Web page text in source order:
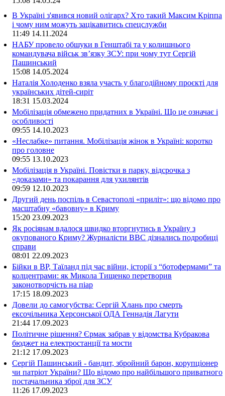
В Україні з'явився новий олігарх? Хто такий Максим Кріппа
і чому ним можуть зацікавитись спецслужби
11:49 14.11.2024
НАБУ провело обшуки в Генштабі та у колишнього
командувача військ зв’язку ЗСУ: при чому тут Сергій
Пашинський
15:08 14.05.2024
Наталія Холоденко взяла участь у благодійному проєкті для
українських дітей-сиріт
18:31 15.03.2024
Мобілізація обмежено придатних в Україні. Що це означає і
особливості
09:55 14.10.2023
«Неслабке» питання. Мобілізація жінок в Україні: коротко
про головне
09:55 13.10.2023
Мобілізація в Україні. Повістки в парку, відсрочка з
«доказами» та покарання для ухилянтів
09:59 12.10.2023
Другий день поспіль в Севастополі «приліт»: що відомо про
масштабну «бавовну» в Криму
15:20 23.09.2023
Як росіянам вдалося швидко вторгнутись в Україну з
окупованого Криму? Журналісти ВВС дізнались подробиці
справи
08:01 22.09.2023
Бійки в ВР, Таїланд під час війни, історії з “ботофермами” та
колцентрами: як Микола Тищенко перетворив
законотворчість на піар
17:15 18.09.2023
Довели до самогубства: Сергій Хлань про смерть
ексочільника Херсонської ОДА Геннадія Лагути
21:44 17.09.2023
Політичне рішення? Єрмак забрав у відомства Кубракова
бюджет на електростанції та мости
21:12 17.09.2023
Сергій Пашинський - бандит, збройний барон, корупціонер
чи патріот України? Що відомо про найбільшого приватного
постачальника зброї для ЗСУ
11:26 17.09.2023